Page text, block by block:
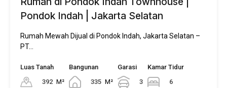
Pondok Indah | Jakarta Selatan
Rumah Mewah Dijual di Pondok Indah, Jakarta Selatan –
PT…
Luas Tanah
392 M²
Bangunan
335 M²
Garasi
3
Kamar Tidur
6